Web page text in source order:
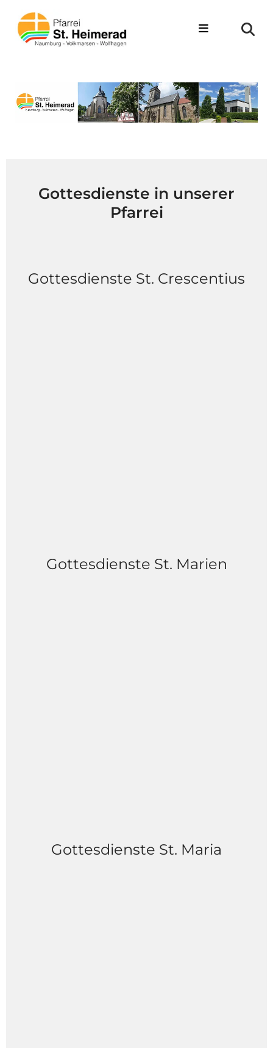
Gottesdienste in unserer
Pfarrei
Gottesdienste St. Crescentius
Gottesdienste St. Marien
Gottesdienste St. Maria